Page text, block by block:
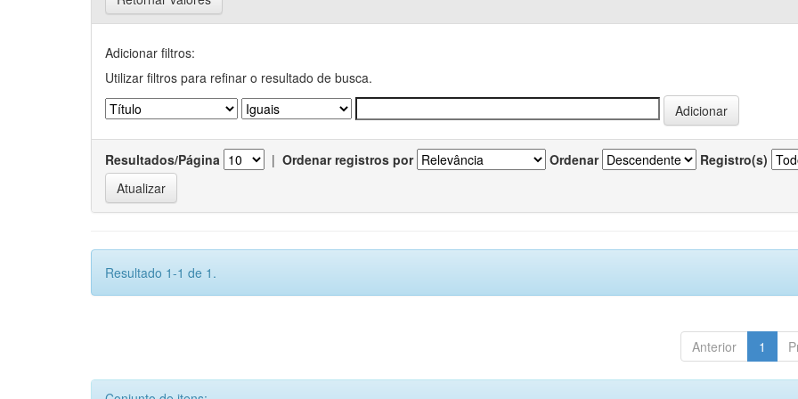
Adicionar filtros:
Utilizar filtros para refinar o resultado de busca.
Resultados/Página | Ordenar registros por Ordenar Registro(s)
Resultado 1-1 de 1.
Anterior 1